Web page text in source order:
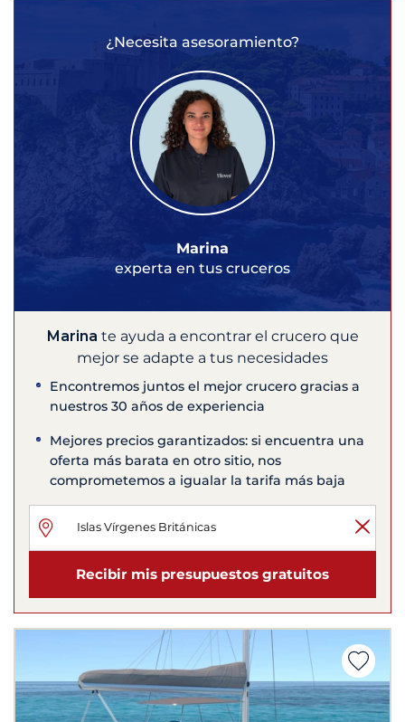
¿Necesita asesoramiento?
Marina
experta en tus cruceros
Marina te ayuda a encontrar el crucero que
mejor se adapte a tus necesidades
Encontremos juntos el mejor crucero gracias a
nuestros 30 años de experiencia
Mejores precios garantizados: si encuentra una
oferta más barata en otro sitio, nos
comprometemos a igualar la tarifa más baja
Recibir mis presupuestos gratuitos